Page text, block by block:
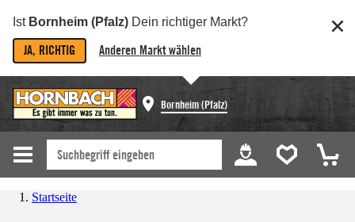
Ist Bornheim (Pfalz) Dein richtiger Markt?
JA, RICHTIG Anderen Markt wählen
Bornheim (Pfalz)
Startseite